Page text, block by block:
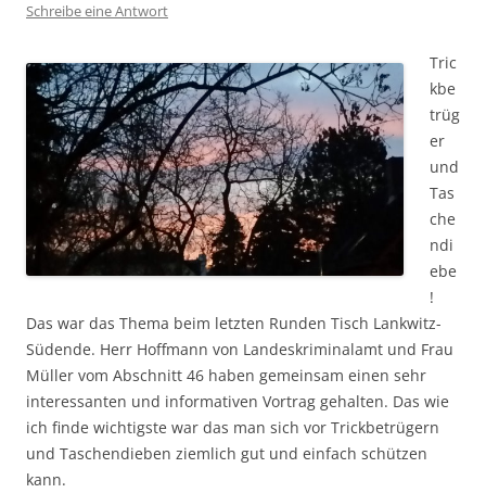
Schreibe eine Antwort
Tric
kbe
trüg
er
und
Tas
che
ndi
ebe
!
Das war das Thema beim letzten Runden Tisch Lankwitz-
Südende. Herr Hoffmann von Landeskriminalamt und Frau
Müller vom Abschnitt 46 haben gemeinsam einen sehr
interessanten und informativen Vortrag gehalten. Das wie
ich finde wichtigste war das man sich vor Trickbetrügern
und Taschendieben ziemlich gut und einfach schützen
kann.